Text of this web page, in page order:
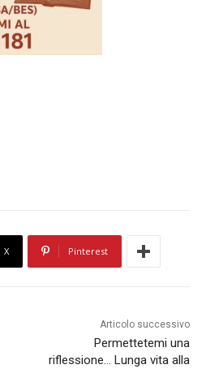
X Pinterest
Articolo successivo
Permettetemi una
riflessione… Lunga vita alla